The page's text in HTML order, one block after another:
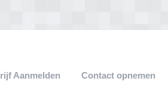
Aanmelden Contact opnemen